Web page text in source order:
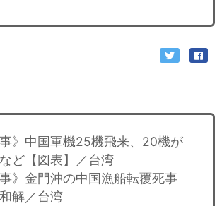
》中国軍機25機飛来、20機が
ど【図表】／台湾
》金門沖の中国漁船転覆死事
解／台湾